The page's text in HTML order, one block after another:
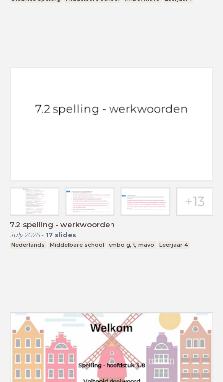
7.2 spelling - werkwoorden
July 2026- 17 slides
Nederlands Middelbare school vmbo g, t, mavo Leerjaar 4